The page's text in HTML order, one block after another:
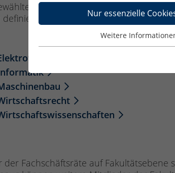
Nur essenzielle
Weitere
Vertretungen der
akademischen
Fachschäftsräte auf